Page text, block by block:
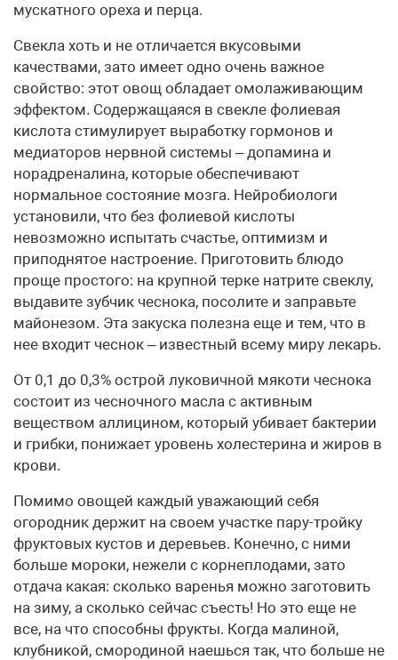
мускатного ореха и перца.
Свекла хоть и не отличается вкусовыми
качествами, зато имеет одно очень важное
свойство: этот овощ обладает омолаживающим
эффектом. Содержащаяся в свекле фолиевая
кислота стимулирует выработку гормонов и
медиаторов нервной системы – допамина и
норадреналина, которые обеспечивают
нормальное состояние мозга. Нейробиологи
установили, что без фолиевой кислоты
невозможно испытать счастье, оптимизм и
приподнятое настроение. Приготовить блюдо
проще простого: на крупной терке натрите свеклу,
выдавите зубчик чеснока, посолите и заправьте
майонезом. Эта закуска полезна еще и тем, что в
нее входит чеснок – известный всему миру лекарь.
От 0,1 до 0,3% острой луковичной мякоти чеснока
состоит из чесночного масла с активным
веществом аллицином, который убивает бактерии
и грибки, понижает уровень холестерина и жиров в
крови.
Помимо овощей каждый уважающий себя
огородник держит на своем участке пару-тройку
фруктовых кустов и деревьев. Конечно, с ними
больше мороки, нежели с корнеплодами, зато
отдача какая: сколько варенья можно заготовить
на зиму, а сколько сейчас съесть! Но это еще не
все, на что способны фрукты. Когда малиной,
клубникой, смородиной наешься так, что больше не